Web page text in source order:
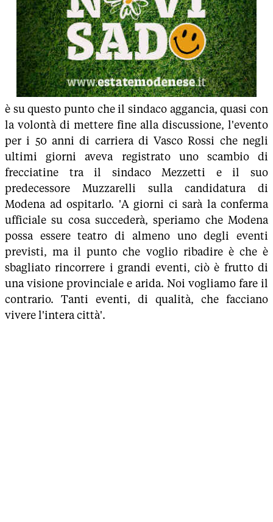
è su questo punto che il sindaco aggancia, quasi con
la volontà di mettere fine alla discussione, l'evento
per i 50 anni di carriera di Vasco Rossi che negli
ultimi giorni aveva registrato uno scambio di
frecciatine tra il sindaco Mezzetti e il suo
predecessore Muzzarelli sulla candidatura di
Modena ad ospitarlo. 'A giorni ci sarà la conferma
ufficiale su cosa succederà, speriamo che Modena
possa essere teatro di almeno uno degli eventi
previsti, ma il punto che voglio ribadire è che è
sbagliato rincorrere i grandi eventi, ciò è frutto di
una visione provinciale e arida. Noi vogliamo fare il
contrario. Tanti eventi, di qualità, che facciano
vivere l'intera città'.